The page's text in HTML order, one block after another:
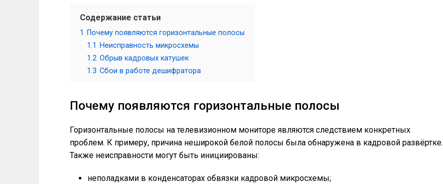
Содержание статьи
1
Почему появляются горизонтальные полосы
1.1
Неисправность микросхемы
1.2 Обрыв кадровых катушек
1.3 Сбои в работе дешифратора
Почему появляются горизонтальные полосы
Горизонтальные полосы на телевизионном мониторе являются следствием конкретных
проблем. К примеру, причина неширокой белой полосы была обнаружена в кадровой развёртке.
Также неисправности могут быть инициированы:
неполадками в конденсаторах обвязки кадровой микросхемы;